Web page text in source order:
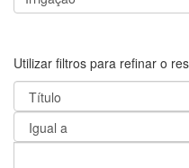
Utilizar filtros para refinar o